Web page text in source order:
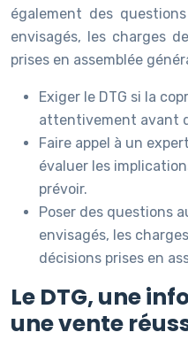
également des
envisagés, les charges
prises en assemblée
Exiger le DTG si la
attentivement avant
Faire appel à un
évaluer les
prévoir.
Poser des questions
envisagés, les
décisions prises en
Le DTG, une
une vente